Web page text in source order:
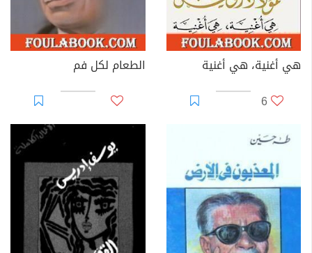
هي أغنية، هي أغنية
6
الطعام لكل فم